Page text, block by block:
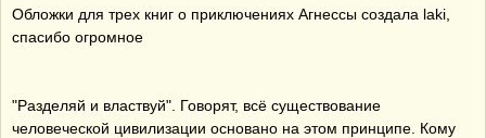
Обложки для трех книг о приключениях Агнессы создала laki,
спасибо огромное
"Разделяй и властвуй". Говорят, всё существование
человеческой цивилизации основано на этом принципе. Кому